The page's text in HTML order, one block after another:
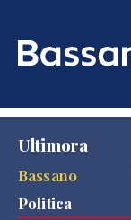
Ultimora
Bassano
Politica